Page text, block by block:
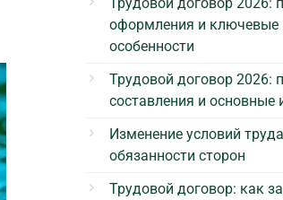
оформления и ключевые
особенности
Трудовой договор 2026:
составления и основные
Изменение условий
обязанности сторон
Трудовой договор: как